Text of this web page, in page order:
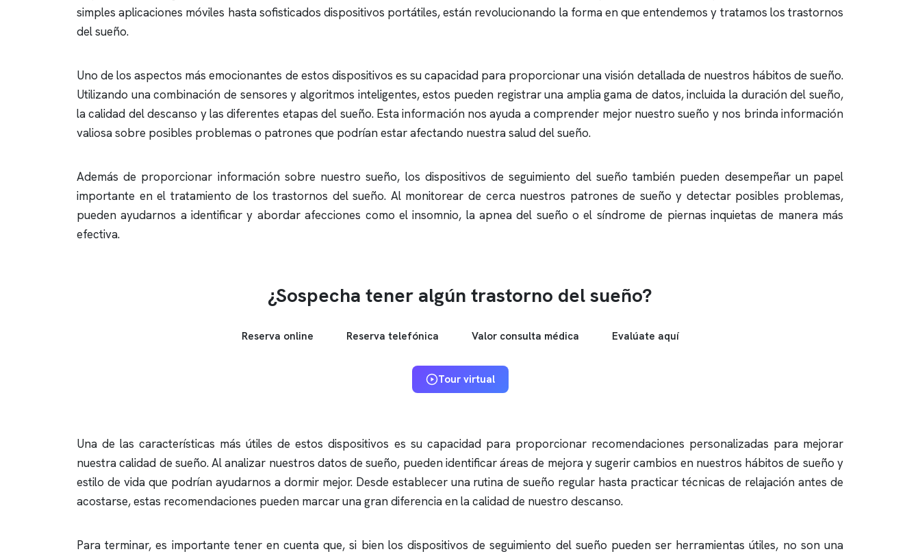
simples aplicaciones móviles hasta sofisticados dispositivos portátiles, están revolucionando la forma en que entendemos y tratamos los trastornos
del sueño.
Uno de los aspectos más emocionantes de estos dispositivos es su capacidad para proporcionar una visión detallada de nuestros hábitos de sueño.
Utilizando una combinación de sensores y algoritmos inteligentes, estos pueden registrar una amplia gama de datos, incluida la duración del sueño,
la calidad del descanso y las diferentes etapas del sueño. Esta información nos ayuda a comprender mejor nuestro sueño y nos brinda información
valiosa sobre posibles problemas o patrones que podrían estar afectando nuestra salud del sueño.
Además de proporcionar información sobre nuestro sueño, los dispositivos de seguimiento del sueño también pueden desempeñar un papel
importante en el tratamiento de los trastornos del sueño. Al monitorear de cerca nuestros patrones de sueño y detectar posibles problemas,
pueden ayudarnos a identificar y abordar afecciones como elinsomnio, laapnea del sueño o el síndrome de piernas inquietas de manera más
efectiva.
¿Sospecha tener algún trastorno del sueño?
Reserva online Reserva telefónica Valor consulta médica Evalúate aquí
Tour virtual
Una de las características más útiles de estos dispositivos es su capacidad para proporcionar recomendaciones personalizadas para mejorar
nuestra calidad de sueño. Al analizar nuestros datos de sueño, pueden identificar áreas de mejora y sugerir cambios en nuestros hábitos de sueño y
estilo de vida que podrían ayudarnos a dormir mejor. Desde establecer una rutina de sueño regular hasta practicar técnicas de relajación antes de
acostarse, estas recomendaciones pueden marcar una gran diferencia en la calidad de nuestro descanso.
Para terminar, es importante tener en cuenta que, si bien los dispositivos de seguimiento del sueño pueden ser herramientas útiles, no son una